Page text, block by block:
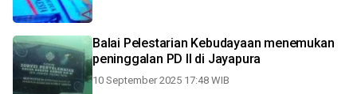
Balai Pelestarian Kebudayaan menemukan
peninggalan PD II di Jayapura
10 September 2025 17:48 WIB